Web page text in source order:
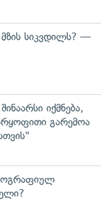
სიკვდილს? —
იქმნება,
გარემოა